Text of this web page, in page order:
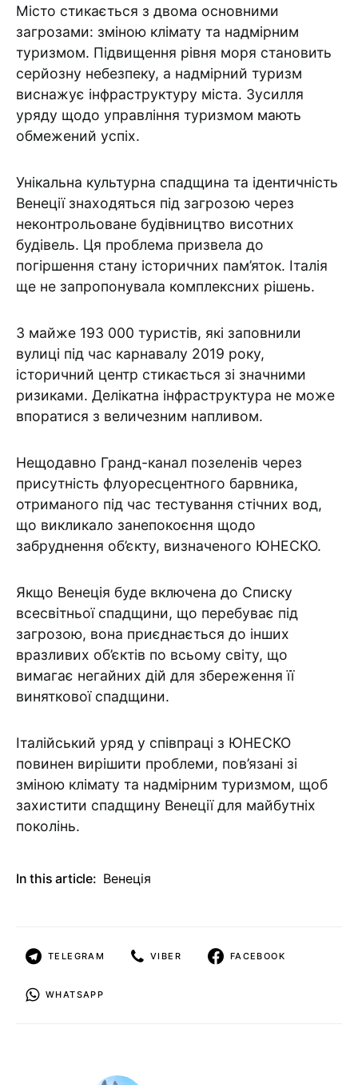
Місто стикається з двома основними
загрозами: зміною клімату та надмірним
туризмом. Підвищення рівня моря становить
серйозну небезпеку, а надмірний туризм
виснажує інфраструктуру міста. Зусилля
уряду щодо управління туризмом мають
обмежений успіх.
Унікальна культурна спадщина та ідентичність
Венеції знаходяться під загрозою через
неконтрольоване будівництво висотних
будівель. Ця проблема призвела до
погіршення стану історичних пам’яток. Італія
ще не запропонувала комплексних рішень.
З майже 193 000 туристів, які заповнили
вулиці під час карнавалу 2019 року,
історичний центр стикається зі значними
ризиками. Делікатна інфраструктура не може
впоратися з величезним напливом.
Нещодавно Гранд-канал позеленів через
присутність флуоресцентного барвника,
отриманого під час тестування стічних вод,
що викликало занепокоєння щодо
забруднення об’єкту, визначеного ЮНЕСКО.
Якщо Венеція буде включена до Списку
всесвітньої спадщини, що перебуває під
загрозою, вона приєднається до інших
вразливих об’єктів по всьому світу, що
вимагає негайних дій для збереження її
виняткової спадщини.
Італійський уряд у співпраці з ЮНЕСКО
повинен вирішити проблеми, пов’язані зі
зміною клімату та надмірним туризмом, щоб
захистити спадщину Венеції для майбутніх
поколінь.
In this article: Венеція
TELEGRAM VIBER FACEBOOK
WHATSAPP